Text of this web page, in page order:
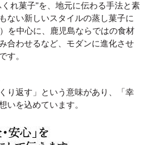
れ菓子"を、地元に伝わる手法と素
ない新しいスタイルの蒸し菓子に
を中心に、鹿児島ならではの食材
合わせるなど、モダンに進化させ
す。
り返す」という意味があり、「幸
いを込めています。